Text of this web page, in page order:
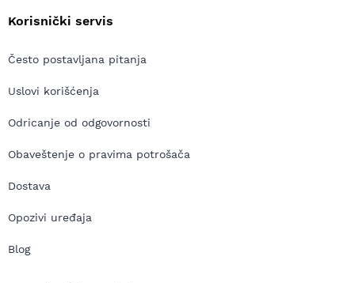
Korisnički servis
Često postavljana pitanja
Uslovi korišćenja
Odricanje od odgovornosti
Obaveštenje o pravima potrošača
Dostava
Opozivi uređaja
Blog